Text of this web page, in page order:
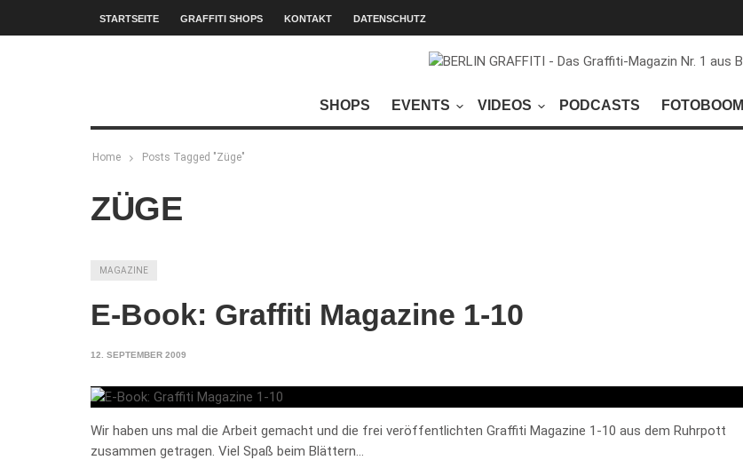
STARTSEITE GRAFFITI SHOPS KONTAKT DATENSCHUTZ
SHOPS EVENTS VIDEOS PODCASTS FOTOBOOM
Home Posts Tagged "Züge"
ZÜGE
MAGAZINE
E-Book: Graffiti Magazine 1-10
12. SEPTEMBER 2009
Wir haben uns mal die Arbeit gemacht und die frei veröffentlichten Graffiti Magazine 1-10 aus dem Ruhrpott
zusammen getragen. Viel Spaß beim Blättern…